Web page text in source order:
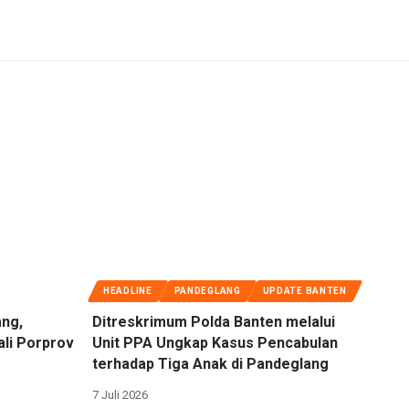
Porprov
HEADLINE PANDEGLANG UPDATE BANTEN
Ditreskrimum Polda Banten melalui
Unit PPA Ungkap Kasus Pencabulan
terhadap Tiga Anak di Pandeglang
7 Juli 2026